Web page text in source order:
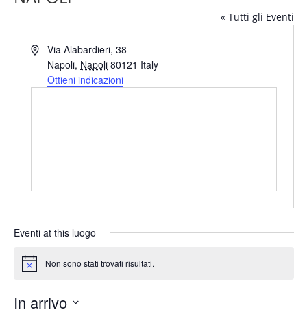
« Tutti gli Eventi
IndirizzoVia Alabardieri, 38
Napoli, Napoli 80121 Italy
Ottieni indicazioni
Eventi at this luogo
Notice Non sono stati trovati risultati.
In arrivo